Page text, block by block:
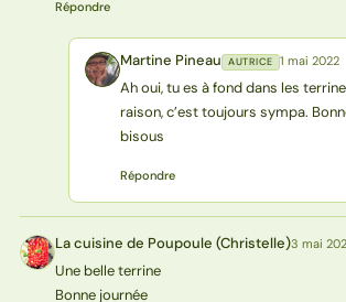
Répondre
MP Martine Pineau AUTRICE 1 mai 2022
Ah oui, tu es à fond dans les
raison, c’est toujours sympa.
bisous
Répondre
L( La cuisine de Poupoule (Christelle)3 mai
Une belle terrine
Bonne journée